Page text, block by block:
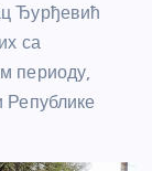
Ђурђевић
са
периоду,
Републике